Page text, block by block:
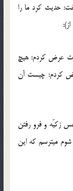
حديث كرد ما را
عرض كردم: هيچ
كردم: چيست آن
زكيّه و فرو رفتن
ميترسم كه اين